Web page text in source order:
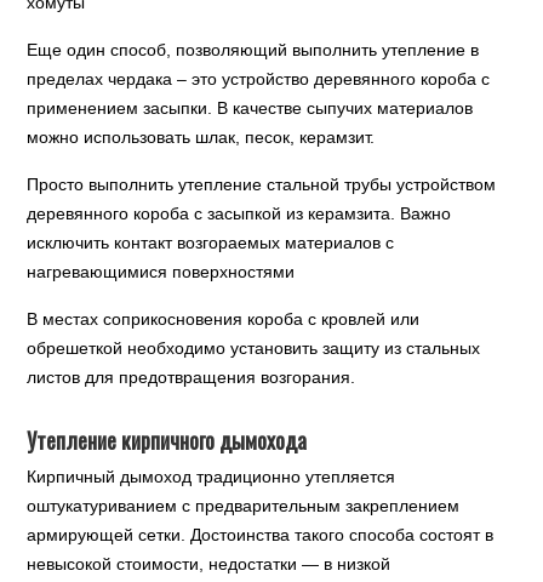
Еще один способ, позволяющий выполнить утепление в
пределах чердака – это устройство деревянного короба с
применением засыпки. В качестве сыпучих материалов
можно использовать шлак, песок, керамзит.
Просто выполнить утепление стальной трубы устройством
деревянного короба с засыпкой из керамзита. Важно
исключить контакт возгораемых материалов с
нагревающимися поверхностями
В местах соприкосновения короба с кровлей или
обрешеткой необходимо установить защиту из стальных
листов для предотвращения возгорания.
Утепление кирпичного дымохода
Кирпичный дымоход традиционно утепляется
оштукатуриванием с предварительным закреплением
армирующей сетки. Достоинства такого способа состоят в
невысокой стоимости, недостатки — в низкой